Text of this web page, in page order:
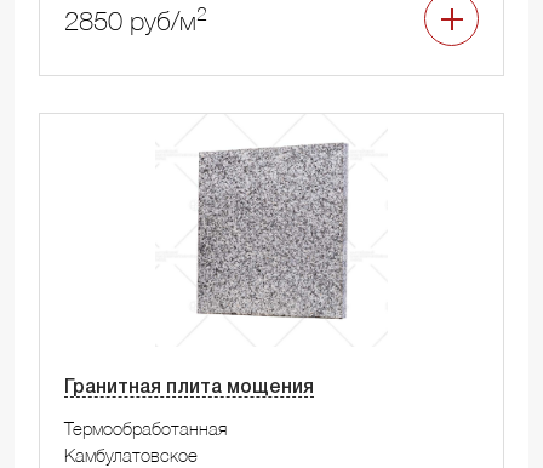
2850 руб/м2
Гранитная плита мощения
Термообработанная
Камбулатовское